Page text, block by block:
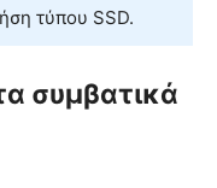
τύπου SSD.
συμβατικά